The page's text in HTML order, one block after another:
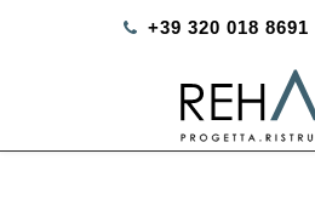
+39 320 018 8691